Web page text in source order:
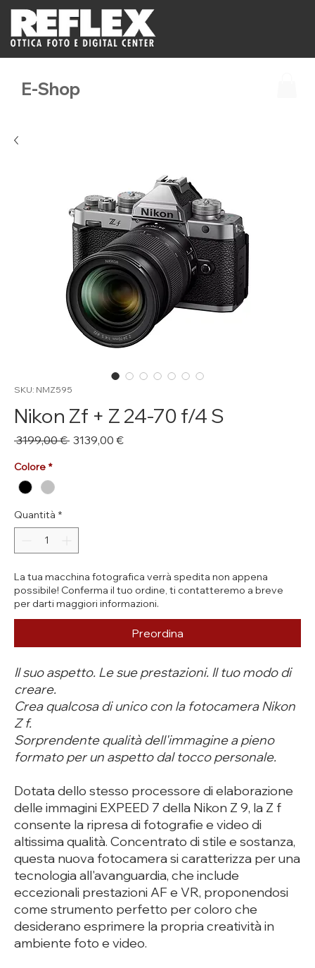
SKU: NMZ595
Nikon Zf + Z 24-70 f/4 S
3199,00 € Prezzo
3139,00 €Prezzo
Colore *
Quantità *
La tua macchina fotografica verrà spedita non appena
possibile! Conferma il tuo ordine, ti contatteremo a breve
per darti maggiori informazioni.
Preordina
Il suo aspetto. Le sue prestazioni. Il tuo modo di
creare.
Crea qualcosa di unico con la fotocamera Nikon
Z f.
Sorprendente qualità dell'immagine a pieno
formato per un aspetto dal tocco personale.
Dotata dello stesso processore di elaborazione
delle immagini EXPEED 7 della Nikon Z 9, la Z f
consente la ripresa di fotografie e video di
altissima qualità. Concentrato di stile e sostanza,
questa nuova fotocamera si caratterizza per una
tecnologia all'avanguardia, che include
eccezionali prestazioni AF e VR, proponendosi
come strumento perfetto per coloro che
desiderano esprimere la propria creatività in
ambiente foto e video.
E-Shop